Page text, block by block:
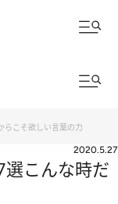
らこそ欲しい言葉の力
2020.5.27
こんな時だ